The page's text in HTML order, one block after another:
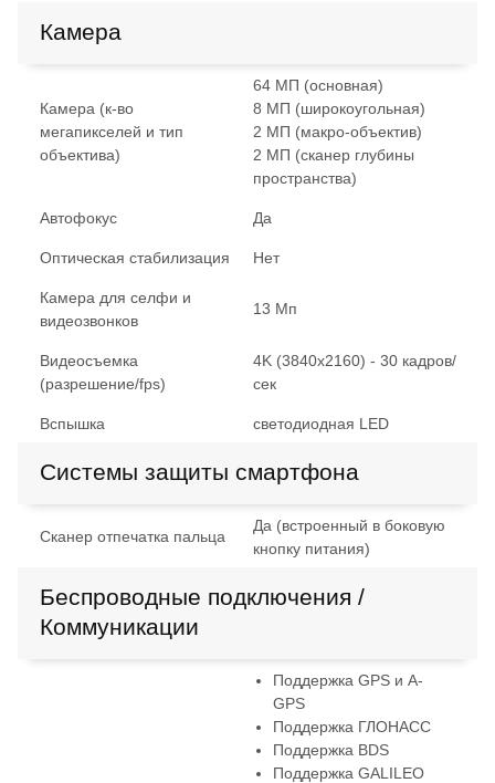
Камера
Камера (к-во
мегапикселей и тип
объектива)
64 МП (основная)
8 МП (широкоугольная)
2 МП (макро-объектив)
2 МП (сканер глубины
пространства)
Автофокус Да
Оптическая стабилизация Нет
Камера для селфи и
видеозвонков
13 Мп
Видеосъемка
(разрешение/fps)
4K (3840x2160) - 30 кадров/
сек
Вспышка светодиодная LED
Системы защиты смартфона
Сканер отпечатка пальца
Да (встроенный в боковую
кнопку питания)
Беспроводные подключения /
Коммуникации
Поддержка GPS и A-
GPS
Поддержка ГЛОНАСС
Поддержка BDS
Поддержка GALILEO